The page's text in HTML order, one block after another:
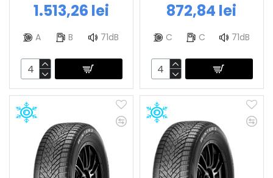
1.513,26 lei
A B 71dB
872,84 lei
C C 71dB